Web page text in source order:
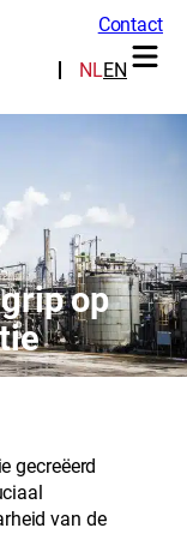
Contact
NLEN
op
gecreëerd
van de